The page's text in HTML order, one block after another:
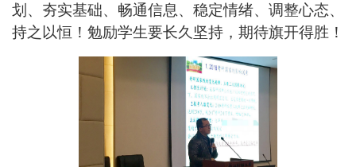
划、夯实基础、畅通信息、稳定情绪、调整心态、
持之以恒！勉励学生要长久坚持，期待旗开得胜！